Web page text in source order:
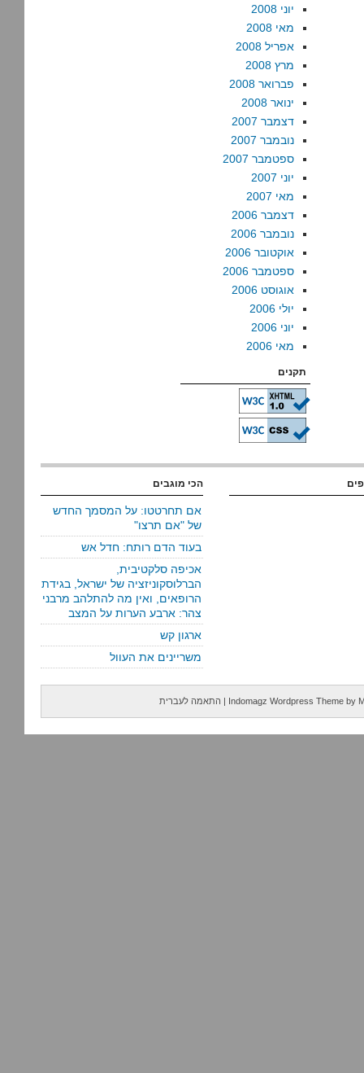
יוני 2008
מאי 2008
אפריל 2008
מרץ 2008
פברואר 2008
ינואר 2008
דצמבר 2007
נובמבר 2007
ספטמבר 2007
יוני 2007
מאי 2007
דצמבר 2006
נובמבר 2006
אוקטובר 2006
ספטמבר 2006
אוגוסט 2006
יולי 2006
יוני 2006
מאי 2006
תקנים
הכי מוגבים
אם תחרטטו: על המסמך החדש
של "אם תרצו"
בעוד הדם רותח: חדל אש
אכיפה סלקטיבית,
הברלוסקוניזציה של ישראל, בגידת
הרופאים, ואין מה להתלהב מרבני
צהר: ארבע הערות על המצב
ארגון קש
משריינים את העוול
Indomagz Wordpress Theme by
| התאמה לעברית